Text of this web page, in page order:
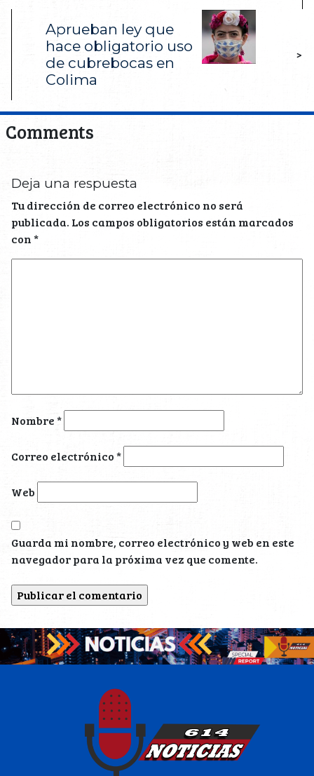
Aprueban ley que
hace obligatorio uso
de cubrebocas en
Colima
>
Comments
Deja una respuesta
Tu dirección de correo electrónico no será
publicada. Los campos obligatorios están marcados
con*
Nombre*
Correo electrónico*
Web
Guarda mi nombre, correo electrónico y web en este
navegador para la próxima vez que comente.